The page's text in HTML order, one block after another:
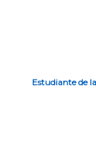
Estudiante de